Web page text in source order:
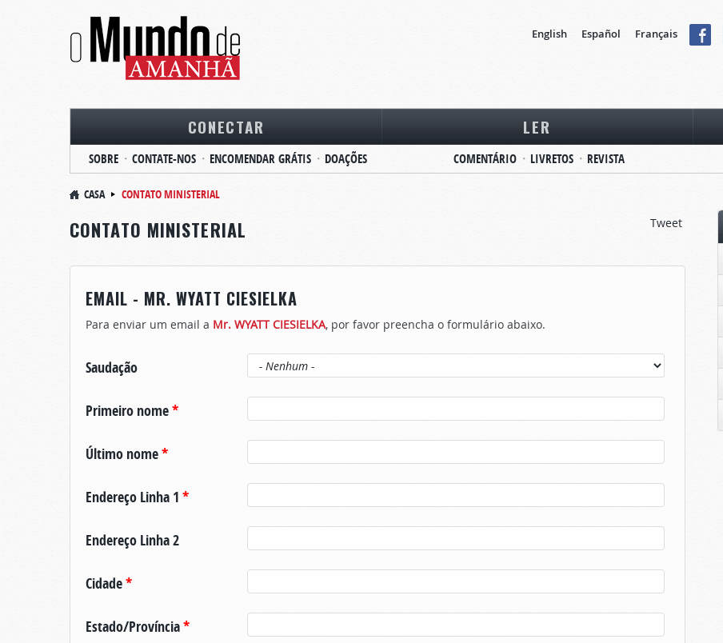
English Español Français
CONECTAR
SOBRE CONTATE-NOS ENCOMENDAR GRÁTIS DOAÇÕES
LER
COMENTÁRIO LIVRETOS REVISTA
CASA CONTATO MINISTERIAL
CONTATO MINISTERIAL Tweet
EMAIL - MR. WYATT CIESIELKA
Para enviar um email a Mr. WYATT CIESIELKA, por favor preencha o formulário abaixo.
Saudação
Primeiro nome*
Último nome*
Endereço Linha 1 *
Endereço Linha 2
Cidade*
Estado/Província*